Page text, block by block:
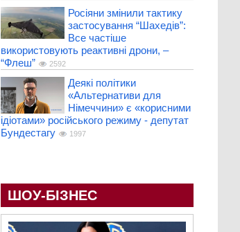
Росіяни змінили тактику
застосування “Шахедів”:
Все частіше
використовують реактивні дрони, –
“Флеш”
2592
Деякі політики
«Альтернативи для
Німеччини» є «корисними
ідіотами» російського режиму - депутат
Бундестагу
1997
ШОУ-БІЗНЕС